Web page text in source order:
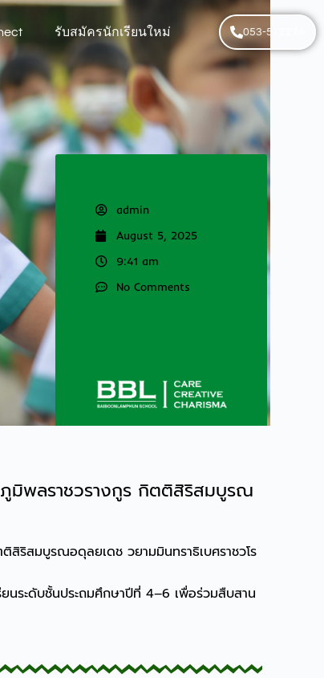
รับสมัครนักเรียนใหม่ 053-512274
admin
August 5, 2025
9:41 am
No Comments
ภูมิพลราชวรางกูร กิตติสิริสมบูรณ
สิริสมบูรณอดุลยเดช วยามมินทราธิเบศราชวโร
นระดับชั้นประถมศึกษาปีที่ 4–6 เพื่อร่วมสืบสาน